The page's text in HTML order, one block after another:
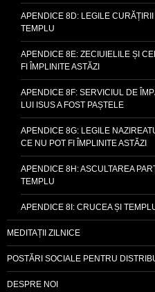
APENDICE 8D: LEGILE
TEMPLU
APENDICE 8E: ZECIUIELILE ȘI
FI ÎMPLINITE ASTĂZI
APENDICE 8F: SERVICIUL DE
LUI ISUS A FOST PAȘTELE
APENDICE 8G: LEGILE
CE NU POT FI ÎMPLINITE ASTĂZI
APENDICE 8H: ASCULTAREA
TEMPLU
APENDICE 8I: CRUCEA ȘI
MEDITAȚII ZILNICE
POSTĂRI SOCIALE PENTRU
DESPRE NOI